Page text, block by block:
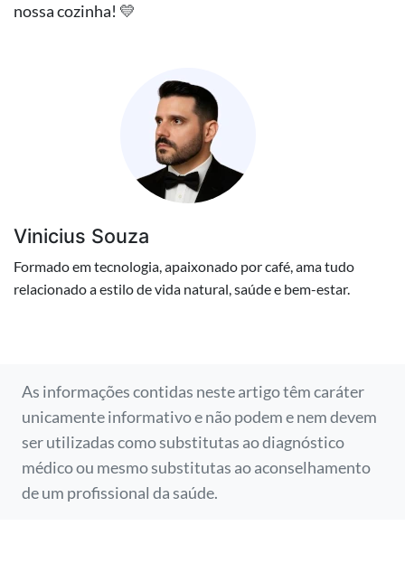
nossa cozinha! 💛
Vinicius Souza
Formado em tecnologia, apaixonado por café, ama tudo
relacionado a estilo de vida natural, saúde e bem-estar.
As informações contidas neste artigo têm caráter
unicamente informativo e não podem e nem devem
ser utilizadas como substitutas ao diagnóstico
médico ou mesmo substitutas ao aconselhamento
de um profissional da saúde.